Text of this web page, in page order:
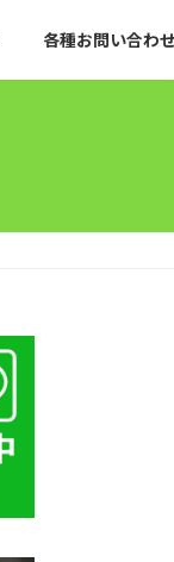
各種お問い合わ